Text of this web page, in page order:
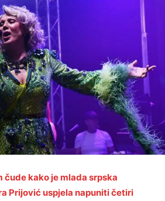
čude kako je mlada srpska
Prijović uspjela napuniti četiri